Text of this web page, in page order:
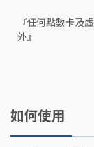
『任何點數卡及
外』
如何使用